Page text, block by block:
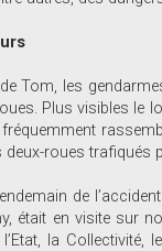
Tom, les
Plus visibles le
deux-roues trafiqués
de
était en visite sur
la